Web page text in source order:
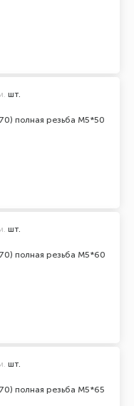
полная резьба М5*50
шт.
полная резьба М5*60
шт.
полная резьба М5*65
шт.